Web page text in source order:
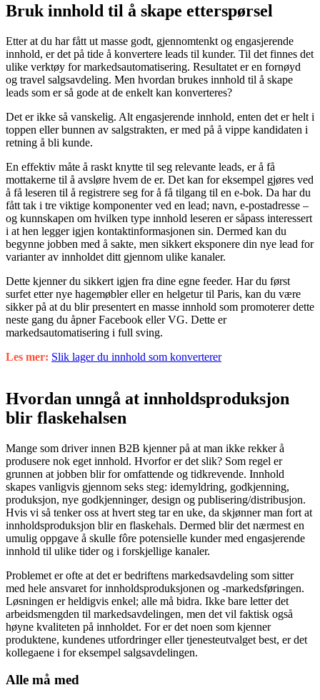
Bruk innhold til å skape etterspørsel
Etter at du har fått ut masse godt, gjennomtenkt og engasjerende
innhold, er det på tide å konvertere leads til kunder. Til det finnes det
ulike verktøy for markedsautomatisering. Resultatet er en fornøyd
og travel salgsavdeling. Men hvordan brukes innhold til å skape
leads som er så gode at de enkelt kan konverteres?
Det er ikke så vanskelig. Alt engasjerende innhold, enten det er helt i
toppen eller bunnen av salgstrakten, er med på å vippe kandidaten i
retning å bli kunde.
En effektiv måte å raskt knytte til seg relevante leads, er å få
mottakerne til å avsløre hvem de er. Det kan for eksempel gjøres ved
å få leseren til å registrere seg for å få tilgang til en e-bok. Da har du
fått tak i tre viktige komponenter ved en lead; navn, e-postadresse –
og kunnskapen om hvilken type innhold leseren er såpass interessert
i at hen legger igjen kontaktinformasjonen sin. Dermed kan du
begynne jobben med å sakte, men sikkert eksponere din nye lead for
varianter av innholdet ditt gjennom ulike kanaler.
Dette kjenner du sikkert igjen fra dine egne feeder. Har du først
surfet etter nye hagemøbler eller en helgetur til Paris, kan du være
sikker på at du blir presentert en masse innhold som promoterer dette
neste gang du åpner Facebook eller VG. Dette er
markedsautomatisering i full sving.
Les mer: Slik lager du innhold som konverterer
Hvordan unngå at innholdsproduksjon
blir flaskehalsen
Mange som driver innen B2B kjenner på at man ikke rekker å
produsere nok eget innhold. Hvorfor er det slik? Som regel er
grunnen at jobben blir for omfattende og tidkrevende. Innhold
skapes vanligvis gjennom seks steg: idemyldring, godkjenning,
produksjon, nye godkjenninger, design og publisering/distribusjon.
Hvis vi så tenker oss at hvert steg tar en uke, da skjønner man fort at
innholdsproduksjon blir en flaskehals. Dermed blir det nærmest en
umulig oppgave å skulle fôre potensielle kunder med engasjerende
innhold til ulike tider og i forskjellige kanaler.
Problemet er ofte at det er bedriftens markedsavdeling som sitter
med hele ansvaret for innholdsproduksjonen og -markedsføringen.
Løsningen er heldigvis enkel; alle må bidra. Ikke bare letter det
arbeidsmengden til markedsavdelingen, men det vil faktisk også
høyne kvaliteten på innholdet. For er det noen som kjenner
produktene, kundenes utfordringer eller tjenesteutvalget best, er det
kollegaene i for eksempel salgsavdelingen.
Alle må med